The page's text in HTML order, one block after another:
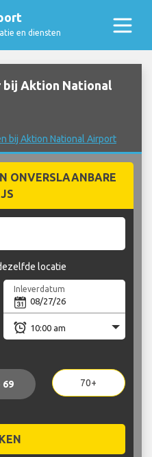
en diensten
bij Aktion National
bij Aktion National Airport
ONVERSLAANBARE
locatie
Inleverdatum
69 70+